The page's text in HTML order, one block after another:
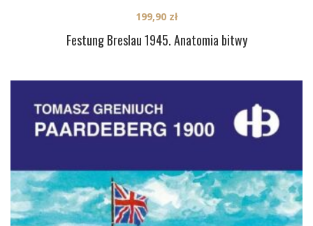
Festung Breslau 1945. Anatomia bitwy
199,90 zł